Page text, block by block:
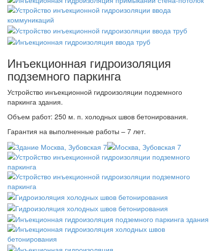
Инъекционная гидроизоляция
подземного паркинга
Устройство инъекционной гидроизоляции подземного
паркинга здания.
Объем работ: 250 м. п. холодных швов бетонирования.
Гарантия на выполненные работы – 7 лет.